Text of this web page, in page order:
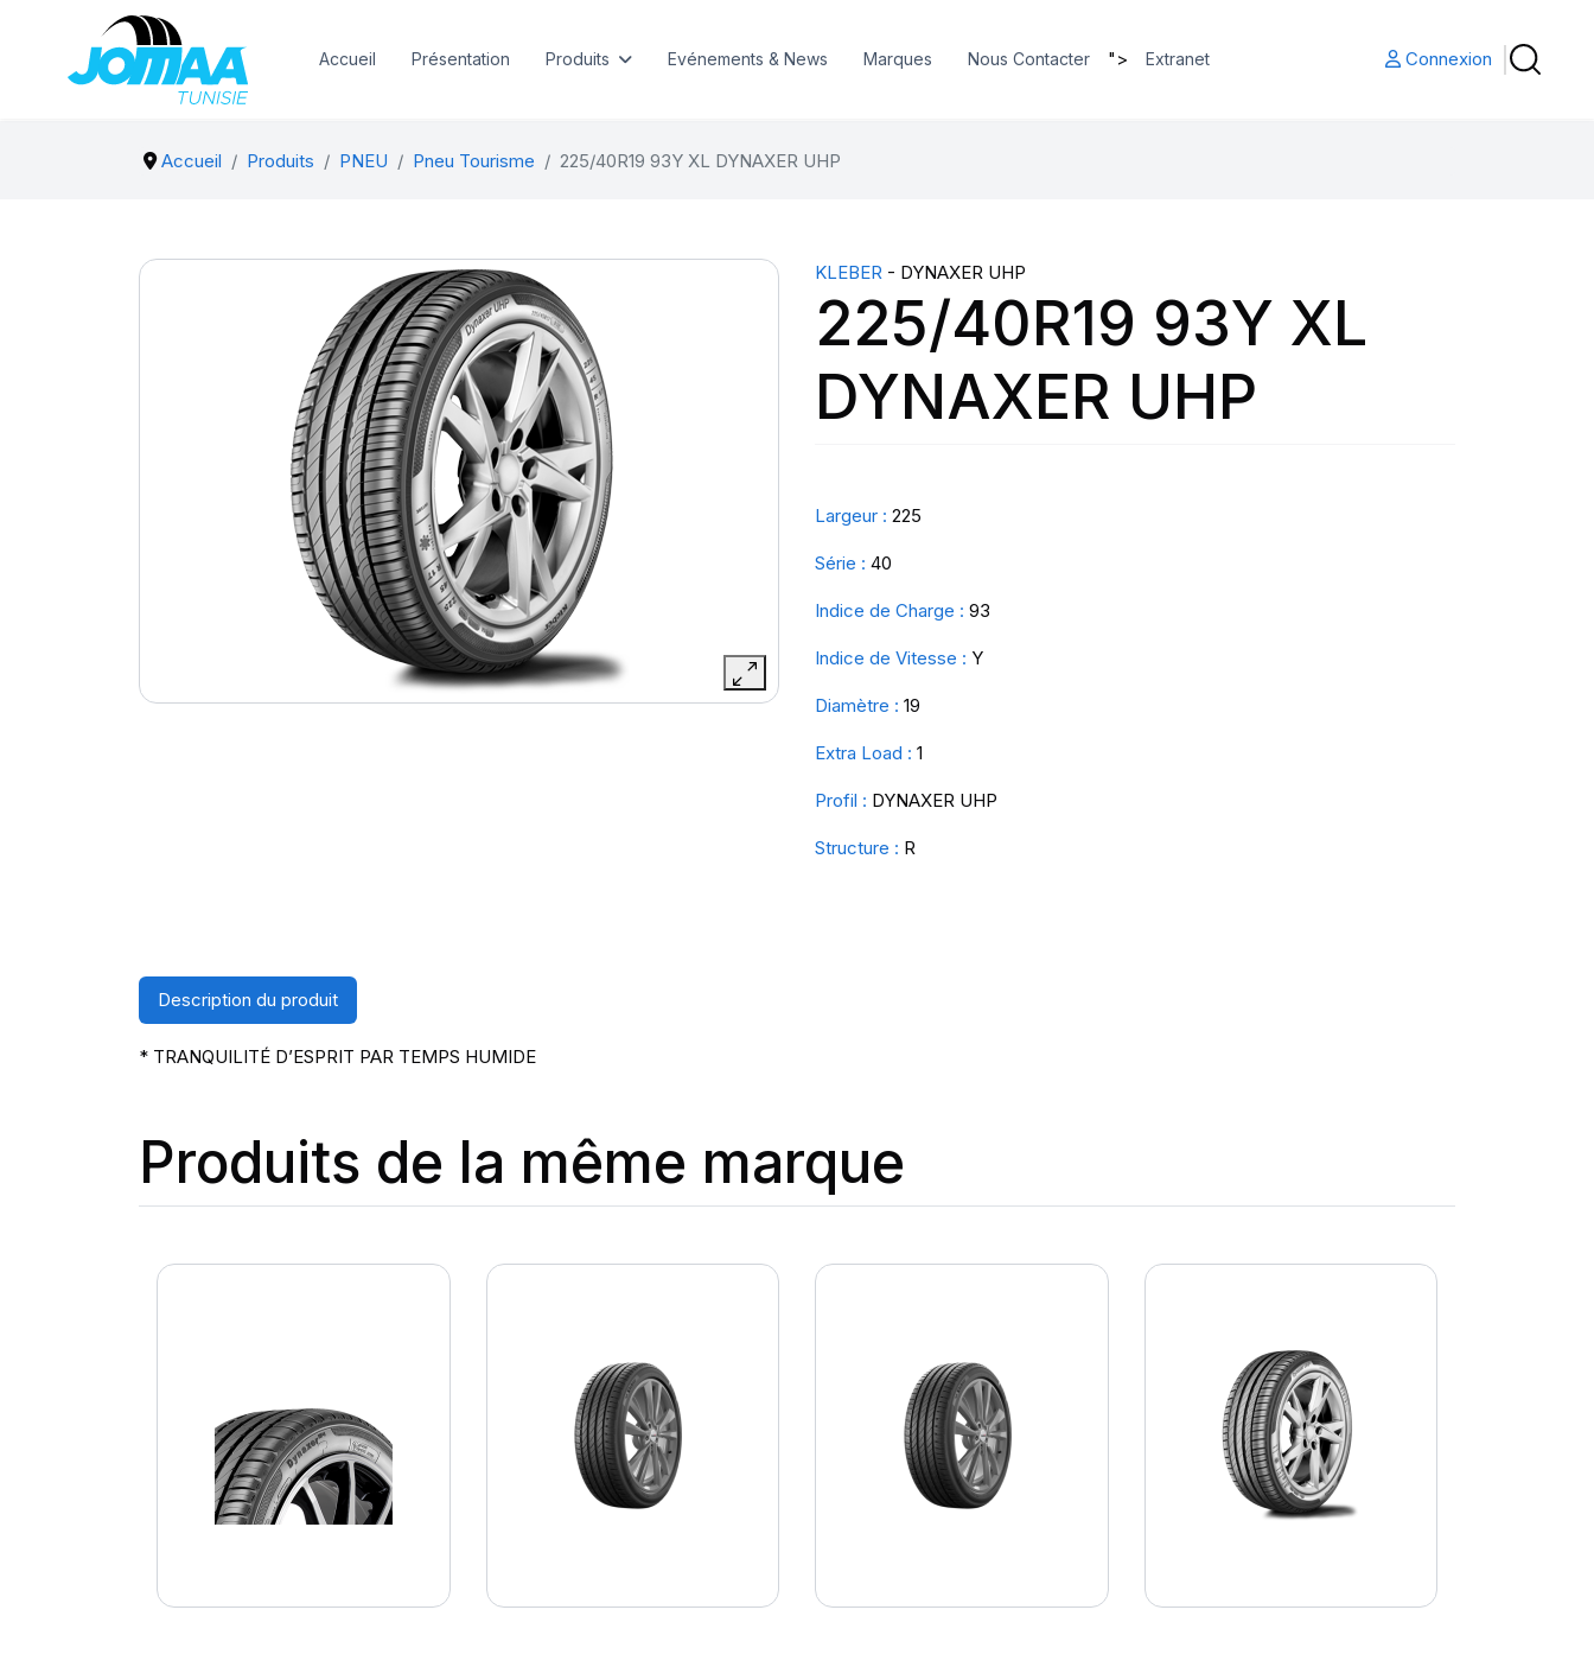
Accueil Présentation Produits Evénements & News Marques Nous Contacter "> Extranet Connexion
Accueil Produits PNEU Pneu Tourisme 225/40R19 93Y XL DYNAXER UHP
KLEBER - DYNAXER UHP
225/40R19 93Y XL
DYNAXER UHP
Largeur : 225
Série : 40
Indice de Charge : 93
Indice de Vitesse : Y
Diamètre : 19
Extra Load : 1
Profil : DYNAXER UHP
Structure : R
Description du produit
* TRANQUILITÉ D’ESPRIT PAR TEMPS HUMIDE
Produits de la même marque